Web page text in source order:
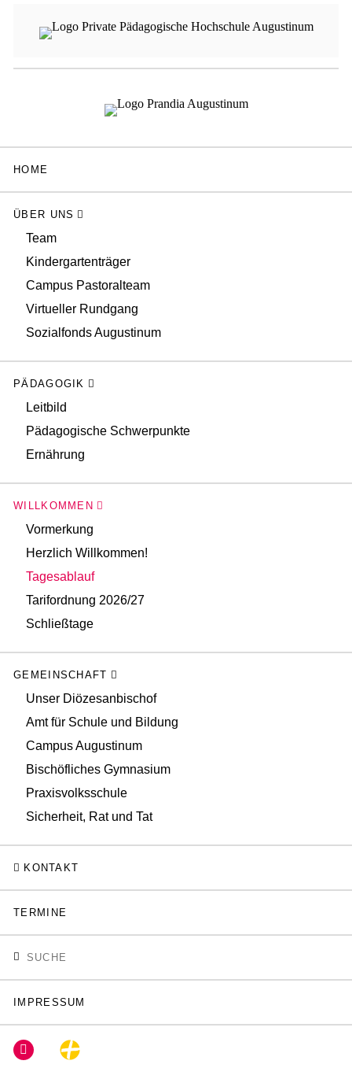
HOME
ÜBER UNS
Team
Kindergartenträger
Campus Pastoralteam
Virtueller Rundgang
Sozialfonds Augustinum
PÄDAGOGIK
Leitbild
Pädagogische Schwerpunkte
Ernährung
WILLKOMMEN
Vormerkung
Herzlich Willkommen!
Tagesablauf
Tarifordnung 2026/27
Schließtage
GEMEINSCHAFT
Unser Diözesanbischof
Amt für Schule und Bildung
Campus Augustinum
Bischöfliches Gymnasium
Praxisvolksschule
Sicherheit, Rat und Tat
KONTAKT
TERMINE
IMPRESSUM